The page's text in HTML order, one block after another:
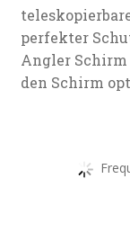
perfekter
Angler
den Schirm